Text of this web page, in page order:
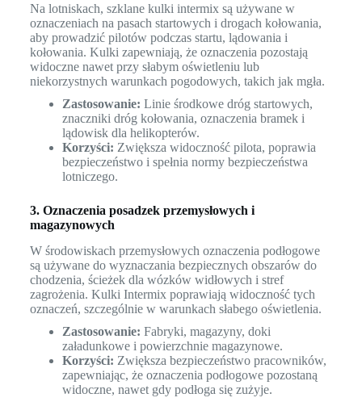
Na lotniskach, szklane kulki intermix są używane w
oznaczeniach na pasach startowych i drogach kołowania,
aby prowadzić pilotów podczas startu, lądowania i
kołowania. Kulki zapewniają, że oznaczenia pozostają
widoczne nawet przy słabym oświetleniu lub
niekorzystnych warunkach pogodowych, takich jak mgła.
Zastosowanie: Linie środkowe dróg startowych,
znaczniki dróg kołowania, oznaczenia bramek i
lądowisk dla helikopterów.
Korzyści: Zwiększa widoczność pilota, poprawia
bezpieczeństwo i spełnia normy bezpieczeństwa
lotniczego.
3. Oznaczenia posadzek przemysłowych i
magazynowych
W środowiskach przemysłowych oznaczenia podłogowe
są używane do wyznaczania bezpiecznych obszarów do
chodzenia, ścieżek dla wózków widłowych i stref
zagrożenia. Kulki Intermix poprawiają widoczność tych
oznaczeń, szczególnie w warunkach słabego oświetlenia.
Zastosowanie: Fabryki, magazyny, doki
załadunkowe i powierzchnie magazynowe.
Korzyści: Zwiększa bezpieczeństwo pracowników,
zapewniając, że oznaczenia podłogowe pozostaną
widoczne, nawet gdy podłoga się zużyje.